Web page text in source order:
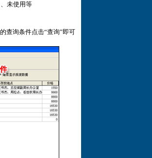
未使用等
查询条件点击“查询”即可